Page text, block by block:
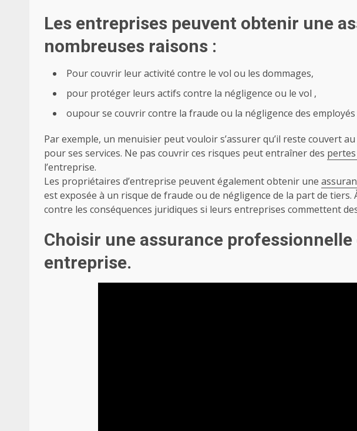
Les entreprises peuvent obtenir une
nombreuses raisons :
Pour couvrir leur activité contre le vol ou les dommages,
pour protéger leurs actifs contre la négligence ou le vol ,
oupour se couvrir contre la fraude ou la négligence des
Par exemple, un menuisier peut vouloir s’assurer qu’il reste couvert
pour ses services. Ne pas couvrir ces risques peut entraîner des
l’entreprise.
Les propriétaires d’entreprise peuvent également obtenir une
est exposée à un risque de fraude ou de négligence de la part de
contre les conséquences juridiques si leurs entreprises commettent
Choisir une assurance
entreprise.